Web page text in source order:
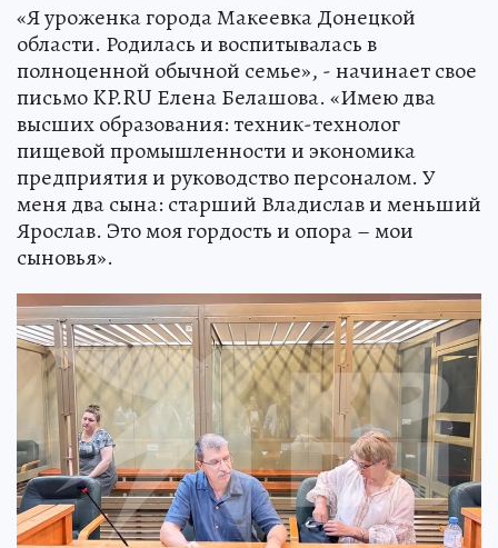
«Я уроженка города Макеевка Донецкой
области. Родилась и воспитывалась в
полноценной обычной семье», - начинает свое
письмо KP.RU Елена Белашова. «Имею два
высших образования: техник-технолог
пищевой промышленности и экономика
предприятия и руководство персоналом. У
меня два сына: старший Владислав и меньший
Ярослав. Это моя гордость и опора – мои
сыновья».